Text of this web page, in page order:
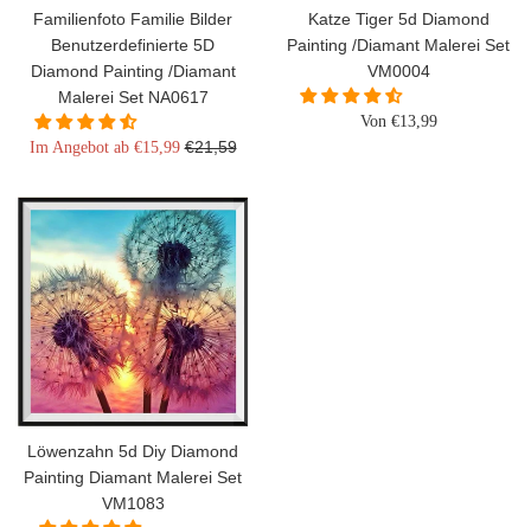
Familienfoto Familie Bilder
Benutzerdefinierte 5D
Diamond Painting /Diamant
Malerei Set NA0617
Im Angebot ab €15,99Normaler
€21,59
Katze Tiger 5d Diamond
Painting /Diamant Malerei Set
VM0004
Von €13,99
Löwenzahn 5d Diy Diamond
Painting Diamant Malerei Set
VM1083